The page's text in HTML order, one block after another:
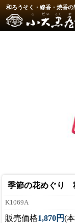
和ろうそく・線香・焼香
季節の花めぐり
K1069A
販売価格1,870円(